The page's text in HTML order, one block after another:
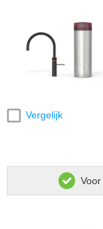
Vergelijk
Voor